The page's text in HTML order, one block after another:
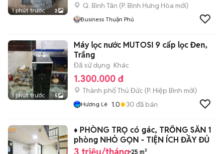
1 phút trước 2
Q. Bình Tân (P. Bình Hưng Hòa mới)
Business Thuận Phú
1 phút trước 5
Máy lọc nước MUTOSI 9 cấp lọc Đen,
Trắng
Đã sử dụng Khác
1.300.000 đ
Thành phố Thủ Đức (P. Hiệp Bình mới)
Hương Lê 1.0 30 đã bán
♦️ PHÒNG TRỌ có gác, TRỐNG SẴN 1
phòng NHỎ GỌN - TIỆN ÍCH ĐẦY ĐỦ
25 m²